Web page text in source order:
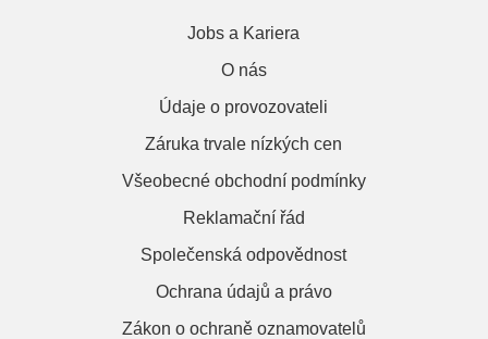
Jobs a Kariera
O nás
Údaje o provozovateli
Záruka trvale nízkých cen
Všeobecné obchodní podmínky
Reklamační řád
Společenská odpovědnost
Ochrana údajů a právo
Zákon o ochraně oznamovatelů